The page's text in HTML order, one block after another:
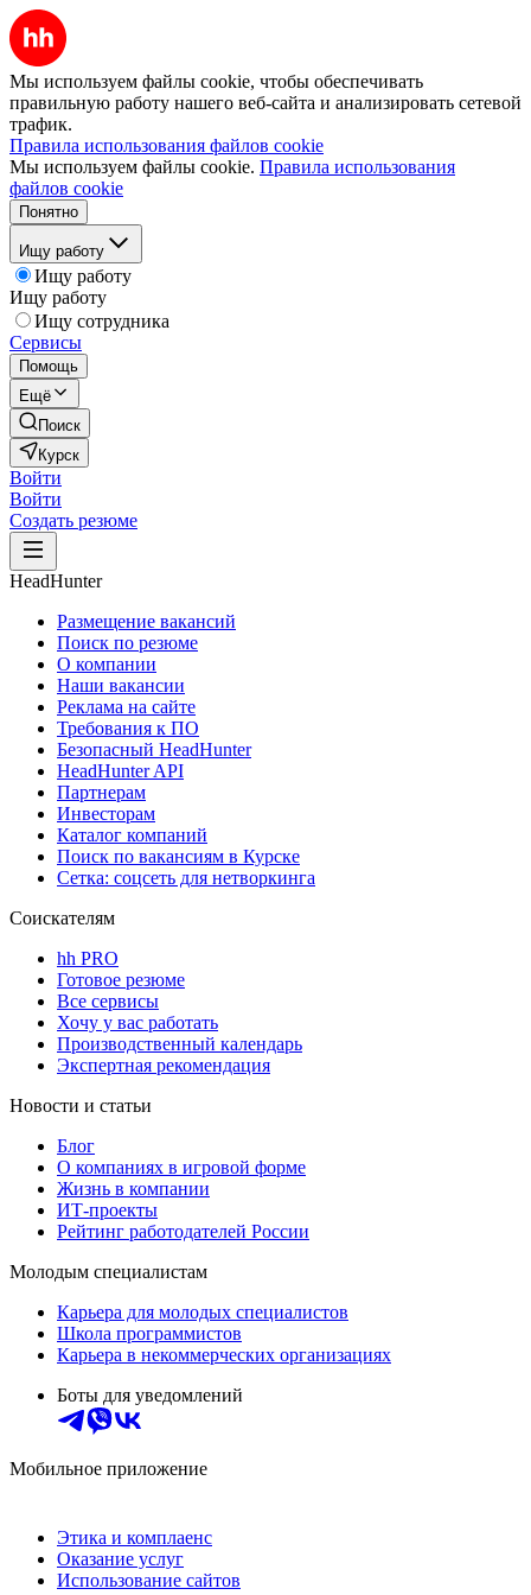
Мы используем файлы cookie, чтобы обеспечивать
правильную работу нашего веб-сайта и анализировать сетевой
трафик.
Правила использования файлов cookie
Мы используем файлы cookie. Правила использования
файлов cookie
Понятно
Ищу работу
Ищу работу
Ищу работу
Ищу сотрудника
Сервисы
Помощь
Ещё
Поиск
Курск
Войти
Войти
Создать резюме
HeadHunter
Размещение вакансий
Поиск по резюме
О компании
Наши вакансии
Реклама на сайте
Требования к ПО
Безопасный HeadHunter
HeadHunter API
Партнерам
Инвесторам
Каталог компаний
Поиск по вакансиям в Курске
Сетка: соцсеть для нетворкинга
Соискателям
hh PRO
Готовое резюме
Все сервисы
Хочу у вас работать
Производственный календарь
Экспертная рекомендация
Новости и статьи
Блог
О компаниях в игровой форме
Жизнь в компании
ИТ-проекты
Рейтинг работодателей России
Молодым специалистам
Карьера для молодых специалистов
Школа программистов
Карьера в некоммерческих организациях
Боты для уведомлений
Мобильное приложение
Этика и комплаенс
Оказание услуг
Использование сайтов